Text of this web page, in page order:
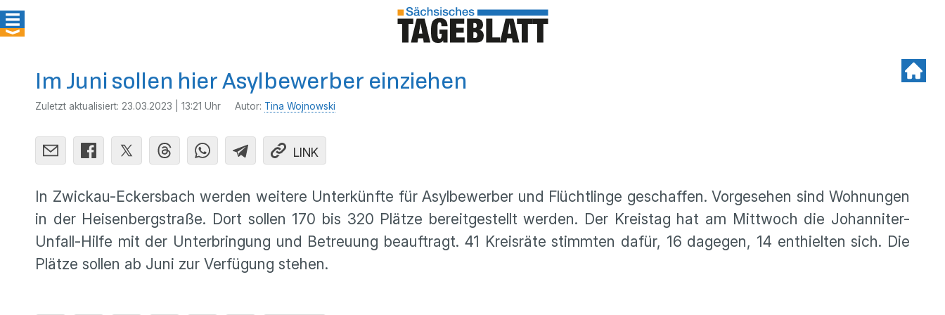
Im Juni sollen hier Asylbewerber einziehen
Zuletzt aktualisiert: 23.03.2023 | 13:21 Uhr Autor: Tina Wojnowski
LINK
In Zwickau-Eckersbach werden weitere Unterkünfte für Asylbewerber und Flüchtlinge geschaffen. Vorgesehen sind Wohnungen
in der Heisenbergstraße. Dort sollen 170 bis 320 Plätze bereitgestellt werden. Der Kreistag hat am Mittwoch die Johanniter-
Unfall-Hilfe mit der Unterbringung und Betreuung beauftragt. 41 Kreisräte stimmten dafür, 16 dagegen, 14 enthielten sich. Die
Plätze sollen ab Juni zur Verfügung stehen.